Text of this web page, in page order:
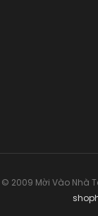
© 2009 Mời Vào Nhà